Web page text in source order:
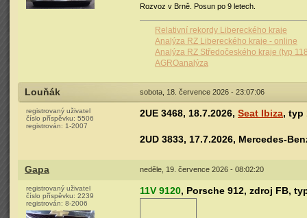
Rozvoz v Brně. Posun po 9 letech.
Relativní rekordy Libereckého kraje
Analýza RZ Libereckého kraje - online
Analýza RZ Středočeského kraje (typ
AGROanalýza
Louňák sobota, 18. července 2026 - 23:07:06
registrovaný uživatel
číslo příspěvku: 5506
registrován: 1-2007
2UE 3468, 18.7.2026, Seat Ibiza, typ
2UD 3833, 17.7.2026, Mercedes-
Gapa neděle, 19. července 2026 - 08:02:20
registrovaný uživatel
číslo příspěvku: 2239
registrován: 8-2006
11V 9120, Porsche 912, zdroj FB,